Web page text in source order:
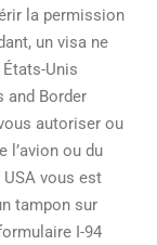
la permission
un visa ne
Unis
and Border
autoriser ou
l’avion ou du
USA vous est
tampon sur
I-94